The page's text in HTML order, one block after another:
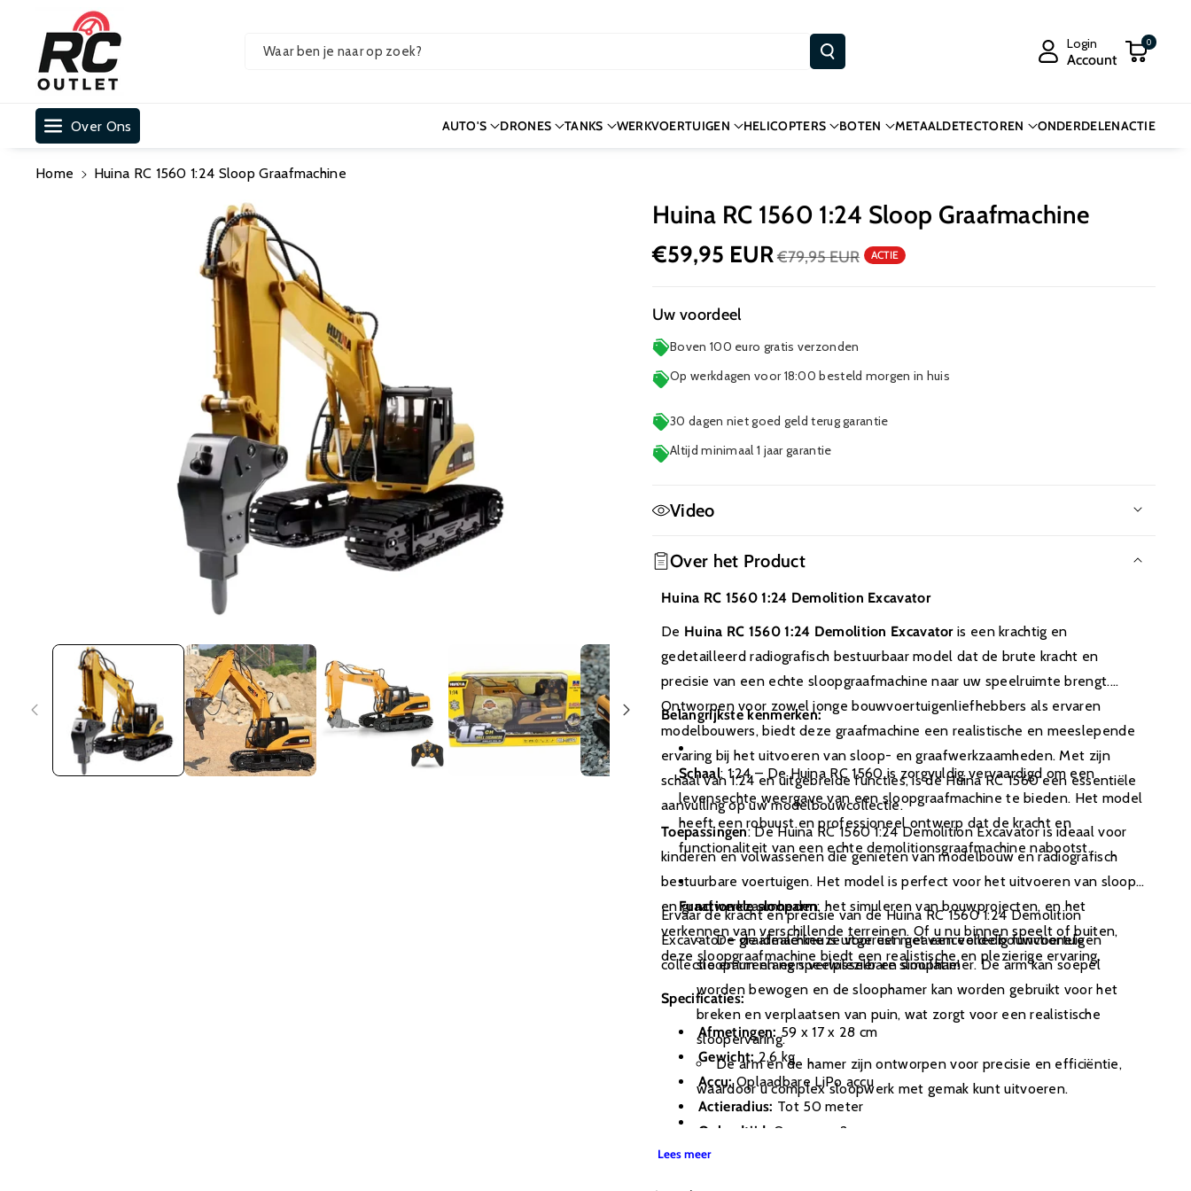
Ar De Cont
Waar ben je naar op zoek?
Login
Account
0
Over Ons AUTO'S DRONES TANKS WERKVOERTUIGEN HELICOPTERS BOTEN METAALDETECTOREN ONDERDELENACTIE
Home
Huina RC 1560 1:24 Sloop Graafmachine
Huina RC 1560 1:24 Sloop Graafmachine
€59,95 EUR€79,95 EUR ACTIE
Uw voordeel
Boven 100 euro gratis verzonden
Op werkdagen voor 18:00 besteld morgen in huis
30 dagen niet goed geld terug garantie
Altijd minimaal 1 jaar garantie
Video
Over het Product
Huina RC 1560 1:24 Demolition Excavator
De Huina RC 1560 1:24 Demolition Excavatoris een krachtig en
gedetailleerd radiografisch bestuurbaar model dat de brute kracht en
precisie van een echte sloopgraafmachine naar uw speelruimte brengt.
Ontworpen voor zowel jonge bouwvoertuigenliefhebbers als ervaren
modelbouwers, biedt deze graafmachine een realistische en meeslepende
ervaring bij het uitvoeren van sloop- en graafwerkzaamheden. Met zijn
schaal van 1:24 en uitgebreide functies, is de Huina RC 1560 een essentiële
aanvulling op uw modelbouwcollectie.
Belangrijkste kenmerken:
Schaal: 1:24 – De Huina RC 1560 is zorgvuldig vervaardigd om een
levensechte weergave van een sloopgraafmachine te bieden. Het model
heeft een robuust en professioneel ontwerp dat de kracht en
functionaliteit van een echte demolitionsgraafmachine nabootst.
Functionele slooparm:
De graafmachine is uitgerust met een volledig functionele
slooparm en een verwisselbare sloophamer. De arm kan soepel
worden bewogen en de sloophamer kan worden gebruikt voor het
breken en verplaatsen van puin, wat zorgt voor een realistische
sloopervaring.
De arm en de hamer zijn ontworpen voor precisie en efficiëntie,
waardoor u complex sloopwerk met gemak kunt uitvoeren.
Toepassingen: De Huina RC 1560 1:24 Demolition Excavator is ideaal voor
kinderen en volwassenen die genieten van modelbouw en radiografisch
bestuurbare voertuigen. Het model is perfect voor het uitvoeren van sloop-
en graafwerkzaamheden, het simuleren van bouwprojecten, en het
verkennen van verschillende terreinen. Of u nu binnen speelt of buiten,
deze sloopgraafmachine biedt een realistische en plezierige ervaring.
Ervaar de kracht en precisie van de Huina RC 1560 1:24 Demolition
Excavator – de ideale keuze voor een geavanceerde bouwvoertuigen
collectie en urenlang speelplezier en simulatie!
Specificaties:
Afmetingen: 59 x 17 x 28 cm
Gewicht: 2,6 kg
Accu:Oplaadbare LiPo accu
Actieradius: Tot 50 meter
Oplaadtijd: Ongeveer 2 uur
Speeltijd:
Lees meer